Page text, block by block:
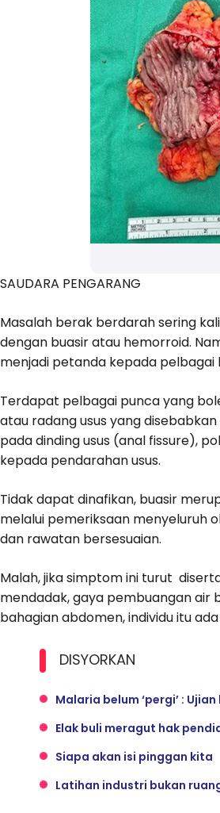
SAUDARA PENGARANG
Masalah berak berdarah sering
dengan buasir atau hemorroid.
menjadi petanda kepada
Terdapat pelbagai punca yang
atau radang usus yang
pada dinding usus (anal fissure),
kepada pendarahan usus.
Tidak dapat dinafikan, buasir
melalui pemeriksaan menyeluruh
dan rawatan bersesuaian.
Malah, jika simptom ini turut
mendadak, gaya pembuangan air
bahagian abdomen, individu itu
DISYORKAN
Malaria belum ‘pergi’ :
Elak buli meragut hak
Siapa akan isi pinggan kita
Latihan industri bukan